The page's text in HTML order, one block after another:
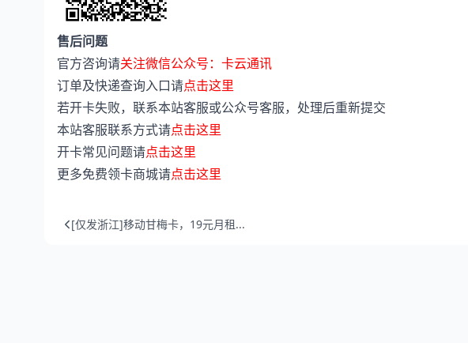
售后问题
官方咨询请关注微信公众号：卡云通讯
订单及快递查询入口请点击这里
若开卡失败，联系本站客服或公众号客服，处理后重新提交
本站客服联系方式请点击这里
开卡常见问题请点击这里
更多免费领卡商城请点击这里
[仅发浙江]移动甘梅卡，19元月租...